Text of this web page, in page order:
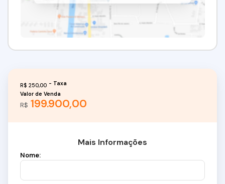
R$ 199.900,00
Valor de Venda
R$ 250,00
Mais Informações
Nome: